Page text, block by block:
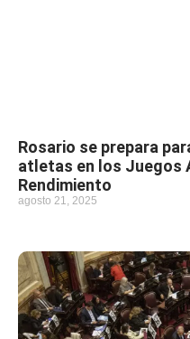
Rosario se prepara
atletas en los Juegos
Rendimiento
agosto 21, 2025